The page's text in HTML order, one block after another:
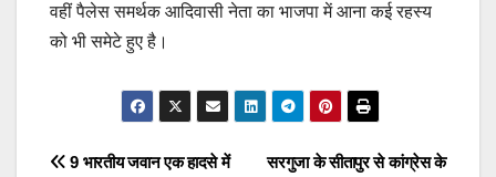
वहीं पैलेस समर्थक आदिवासी नेता का भाजपा में आना कई रहस्य
को भी समेटे हुए है।
सरगुजा के सीतापुर से कांग्रेस के
9 भारतीय जवान एक हादसे में